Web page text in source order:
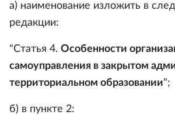
а) наименование изложить в
редакции:
"Статья 4. Особенности
самоуправления в закрытом
территориальном образовании";
б) в пункте 2: